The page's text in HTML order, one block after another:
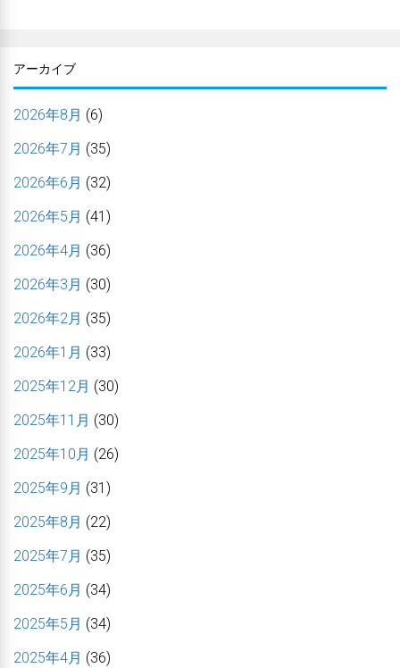
アーカイブ
2026年8月 (6)
2026年7月 (35)
2026年6月 (32)
2026年5月 (41)
2026年4月 (36)
2026年3月 (30)
2026年2月 (35)
2026年1月 (33)
2025年12月 (30)
2025年11月 (30)
2025年10月 (26)
2025年9月 (31)
2025年8月 (22)
2025年7月 (35)
2025年6月 (34)
2025年5月 (34)
2025年4月 (36)